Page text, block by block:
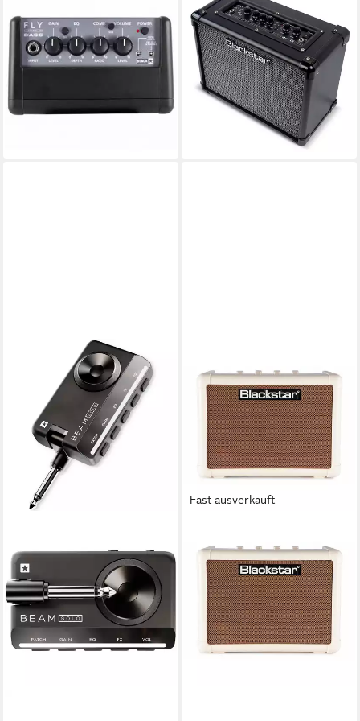
Blackstar Fly 3 Bass Stereo
Pack Mini-Verstärker-Set
Verstärker (Anzahl Kanäle: 2)
ab 128,52 €
lieferbar - in 3-4 Werktagen bei dir
Blackstar Gitarren-Verstärker
ID Core 20 V4 mit Kabel
Verstärker (Anzahl Kanäle: 1,
20 W, Amplifier)
221,90 € UVP241,00 €
20,27 €mtl. in 12 Raten
lieferbar - in 2-3 Werktagen bei dir
Fast ausverkauft
Verstärker (Fly 3 Acoustic -
Akustikgitarren Verstärker)
81,00 €
lieferbar - in 3-4 Werktagen bei dir